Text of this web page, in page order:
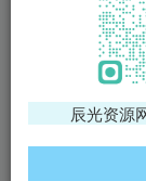
免费领支
辰光资源